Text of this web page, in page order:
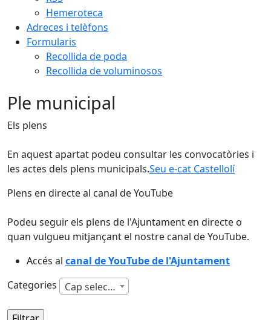
Hemeroteca
Adreces i telèfons
Formularis
Recollida de poda
Recollida de voluminosos
Ple municipal
Els plens
En aquest apartat podeu consultar les convocatòries i
les actes dels plens municipals.Seu e-cat Castellolí
Plens en directe al canal de YouTube
Podeu seguir els plens de l'Ajuntament en directe o
quan vulgueu mitjançant el nostre canal de YouTube.
Accés al canal de YouTube de l'Ajuntament
Categories
Cap selecció